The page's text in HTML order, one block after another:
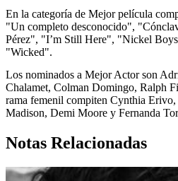
En la categoría de Mejor película
"Un completo desconocido",
Pérez", "I’m Still Here", "Nickel
"Wicked".
Los nominados a Mejor Actor son
Chalamet, Colman Domingo, Ralph
rama femenil compiten Cynthia
Madison, Demi Moore y Fernanda
Notas Relacionadas